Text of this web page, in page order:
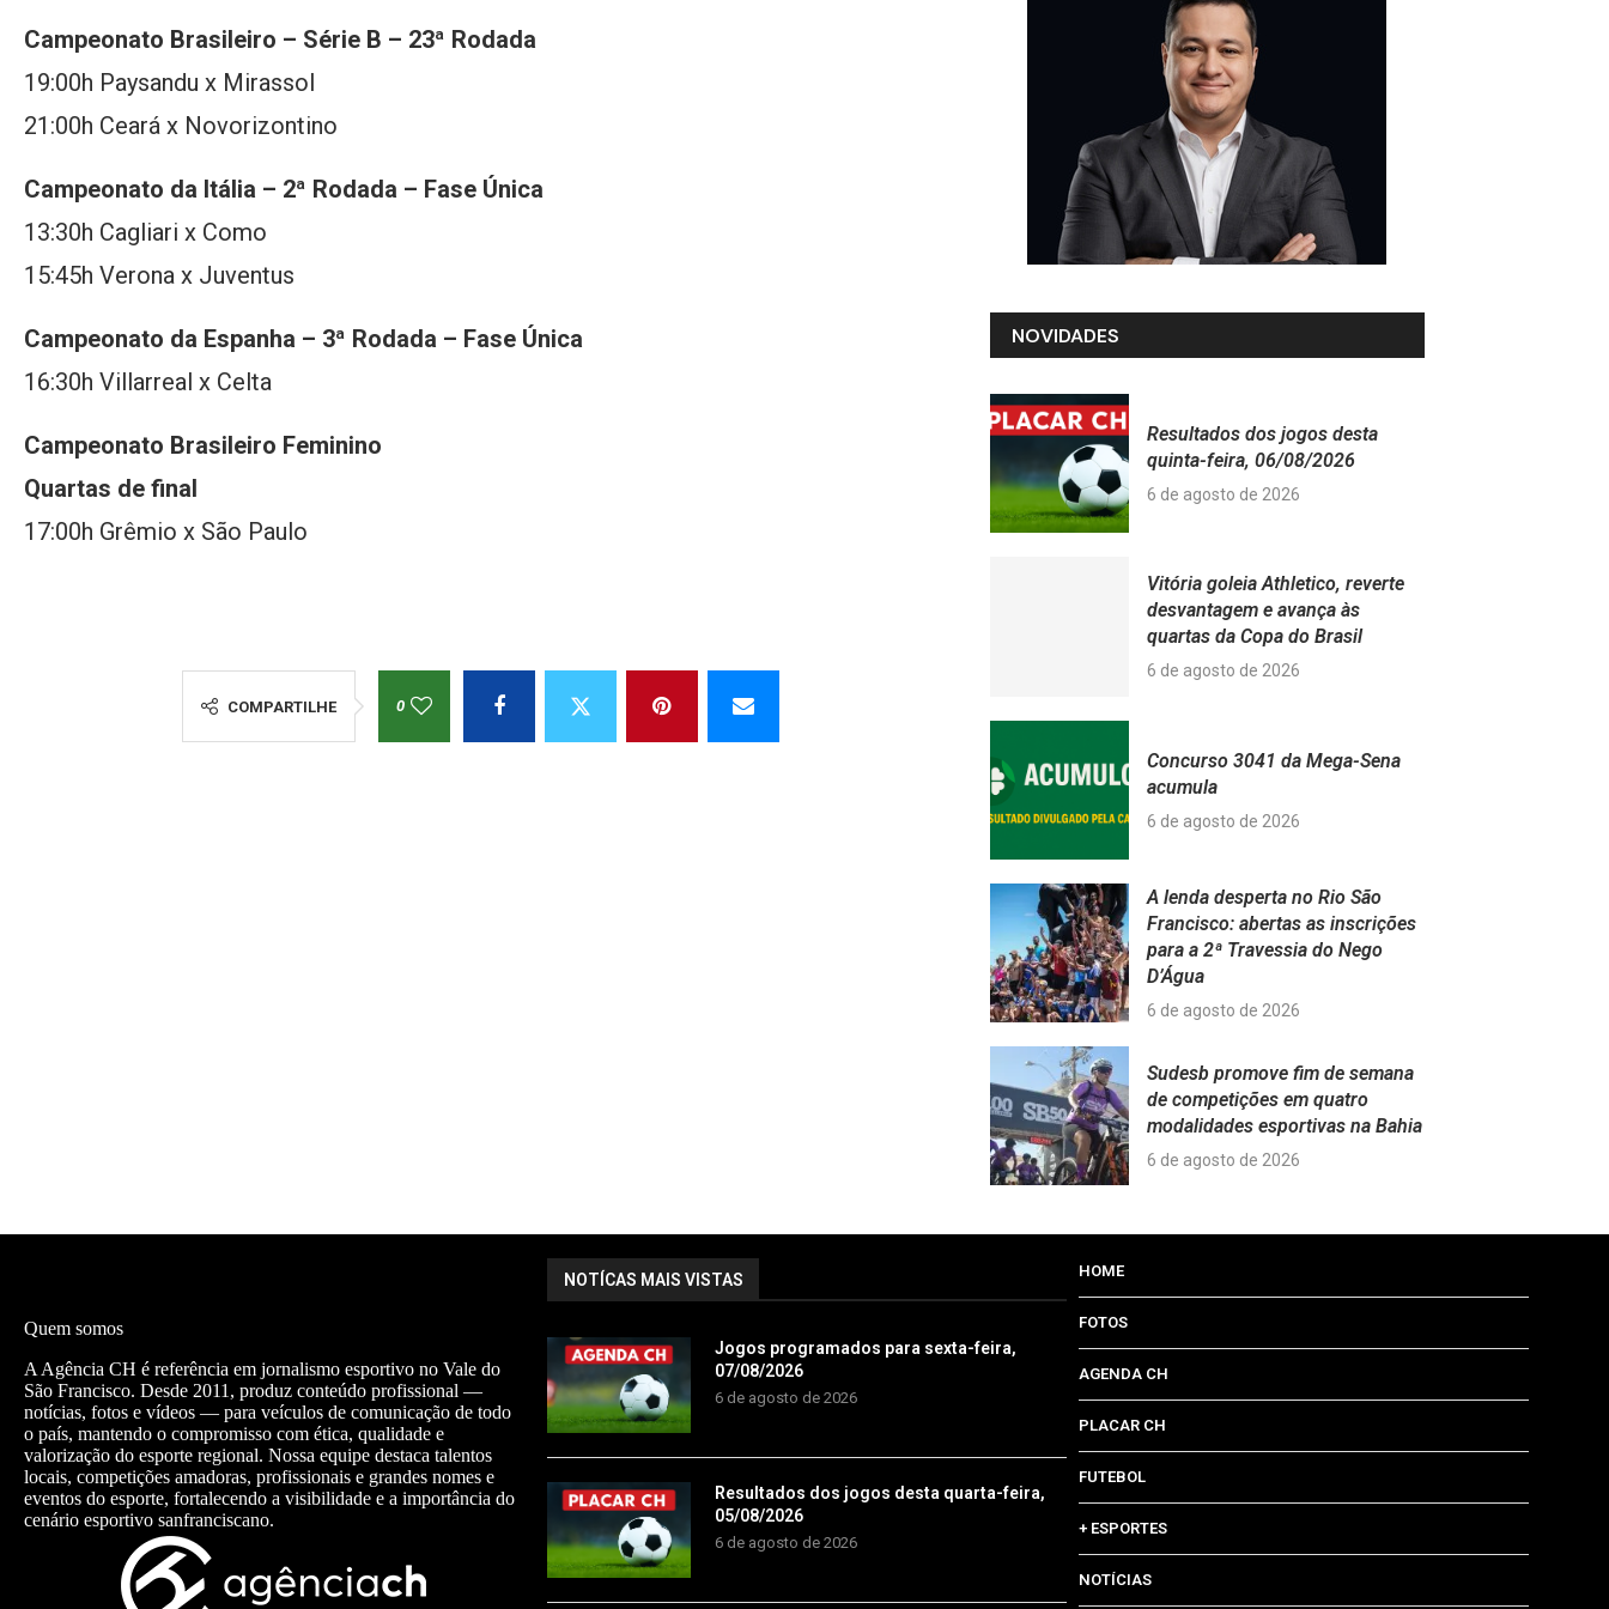
Campeonato Brasileiro – Série B – 23ª Rodada
19:00h Paysandu x Mirassol
21:00h Ceará x Novorizontino
Campeonato da Itália – 2ª Rodada – Fase Única
13:30h Cagliari x Como
15:45h Verona x Juventus
Campeonato da Espanha – 3ª Rodada – Fase Única
16:30h Villarreal x Celta
Campeonato Brasileiro Feminino
Quartas de final
17:00h Grêmio x São Paulo
COMPARTILHE 0
NOVIDADES
Resultados dos jogos desta
quinta-feira, 06/08/2026
6 de agosto de 2026
Vitória goleia Athletico, reverte
desvantagem e avança às
quartas da Copa do Brasil
6 de agosto de 2026
Concurso 3041 da Mega-Sena
acumula
6 de agosto de 2026
A lenda desperta no Rio São
Francisco: abertas as inscrições
para a 2ª Travessia do Nego
D’Água
6 de agosto de 2026
Sudesb promove fim de semana
de competições em quatro
modalidades esportivas na Bahia
6 de agosto de 2026
Quem somos
A Agência CH é referência em jornalismo esportivo no Vale do
São Francisco. Desde 2011, produz conteúdo profissional —
notícias, fotos e vídeos — para veículos de comunicação de todo
o país, mantendo o compromisso com ética, qualidade e
valorização do esporte regional. Nossa equipe destaca talentos
locais, competições amadoras, profissionais e grandes nomes e
eventos do esporte, fortalecendo a visibilidade e a importância do
cenário esportivo sanfranciscano.
NOTÍCAS MAIS VISTAS
Jogos programados para sexta-feira,
07/08/2026
6 de agosto de 2026
Resultados dos jogos desta quarta-feira,
05/08/2026
6 de agosto de 2026
HOME
FOTOS
AGENDA CH
PLACAR CH
FUTEBOL
+ ESPORTES
NOTÍCIAS